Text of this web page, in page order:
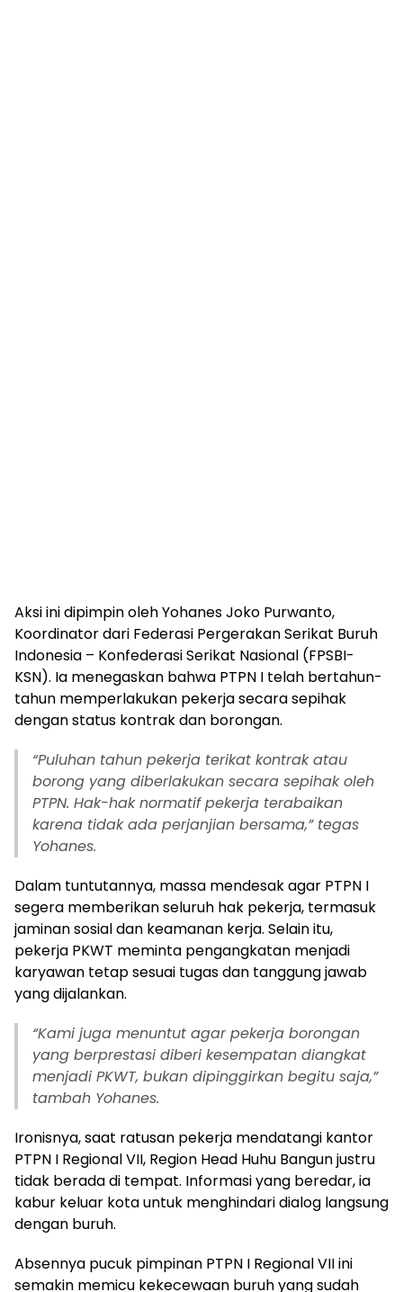
Aksi ini dipimpin oleh Yohanes Joko Purwanto,
Koordinator dari Federasi Pergerakan Serikat Buruh
Indonesia – Konfederasi Serikat Nasional (FPSBI-
KSN). Ia menegaskan bahwa PTPN I telah bertahun-
tahun memperlakukan pekerja secara sepihak
dengan status kontrak dan borongan.
“Puluhan tahun pekerja terikat kontrak atau
borong yang diberlakukan secara sepihak oleh
PTPN. Hak-hak normatif pekerja terabaikan
karena tidak ada perjanjian bersama,” tegas
Yohanes.
Dalam tuntutannya, massa mendesak agar PTPN I
segera memberikan seluruh hak pekerja, termasuk
jaminan sosial dan keamanan kerja. Selain itu,
pekerja PKWT meminta pengangkatan menjadi
karyawan tetap sesuai tugas dan tanggung jawab
yang dijalankan.
“Kami juga menuntut agar pekerja borongan
yang berprestasi diberi kesempatan diangkat
menjadi PKWT, bukan dipinggirkan begitu saja,”
tambah Yohanes.
Ironisnya, saat ratusan pekerja mendatangi kantor
PTPN I Regional VII, Region Head Huhu Bangun justru
tidak berada di tempat. Informasi yang beredar, ia
kabur keluar kota untuk menghindari dialog langsung
dengan buruh.
Absennya pucuk pimpinan PTPN I Regional VII ini
semakin memicu kekecewaan buruh yang sudah